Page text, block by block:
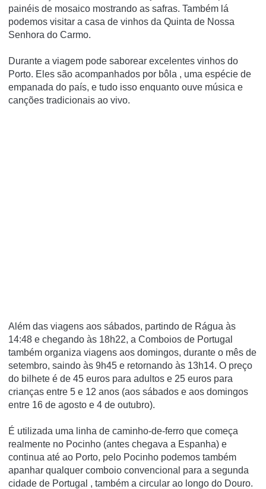
painéis de mosaico mostrando as safras. Também lá
podemos visitar a casa de vinhos da Quinta de Nossa
Senhora do Carmo.
Durante a viagem pode saborear excelentes vinhos do
Porto. Eles são acompanhados por bôla , uma espécie de
empanada do país, e tudo isso enquanto ouve música e
canções tradicionais ao vivo.
Além das viagens aos sábados, partindo de Rágua às
14:48 e chegando às 18h22, a Comboios de Portugal
também organiza viagens aos domingos, durante o mês de
setembro, saindo às 9h45 e retornando às 13h14. O preço
do bilhete é de 45 euros para adultos e 25 euros para
crianças entre 5 e 12 anos (aos sábados e aos domingos
entre 16 de agosto e 4 de outubro).
É utilizada uma linha de caminho-de-ferro que começa
realmente no Pocinho (antes chegava a Espanha) e
continua até ao Porto, pelo Pocinho podemos também
apanhar qualquer comboio convencional para a segunda
cidade de Portugal , também a circular ao longo do Douro.